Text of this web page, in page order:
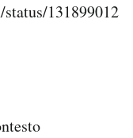
131899012